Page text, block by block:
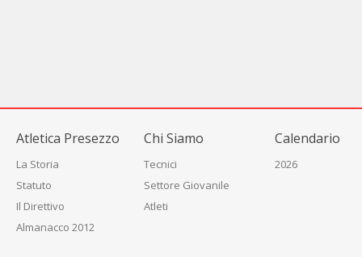
Atletica Presezzo
La Storia
Statuto
Il Direttivo
Almanacco 2012
Chi Siamo
Tecnici
Settore Giovanile
Atleti
Calendario
2026